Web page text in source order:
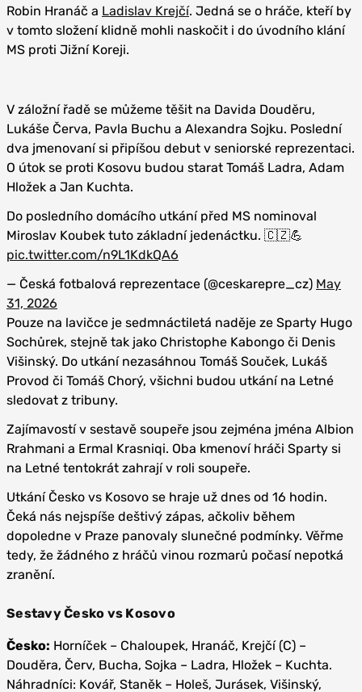
Robin Hranáč a Ladislav Krejčí. Jedná se o hráče, kteří by
v tomto složení klidně mohli naskočit i do úvodního klání
MS proti Jižní Koreji.
V záložní řadě se můžeme těšit na Davida Douděru,
Lukáše Červa, Pavla Buchu a Alexandra Sojku. Poslední
dva jmenovaní si připíšou debut v seniorské reprezentaci.
O útok se proti Kosovu budou starat Tomáš Ladra, Adam
Hložek a Jan Kuchta.
Do posledního domácího utkání před MS nominoval
Miroslav Koubek tuto základní jedenáctku. 🇨🇿💪
pic.twitter.com/n9L1KdkQA6
— Česká fotbalová reprezentace (@ceskarepre_cz) May
31, 2026
Pouze na lavičce je sedmnáctiletá naděje ze Sparty Hugo
Sochůrek, stejně tak jako Christophe Kabongo či Denis
Višinský. Do utkání nezasáhnou Tomáš Souček, Lukáš
Provod či Tomáš Chorý, všichni budou utkání na Letné
sledovat z tribuny.
Zajímavostí v sestavě soupeře jsou zejména jména Albion
Rrahmani a Ermal Krasniqi. Oba kmenoví hráči Sparty si
na Letné tentokrát zahrají v roli soupeře.
Utkání Česko vs Kosovo se hraje už dnes od 16 hodin.
Čeká nás nejspíše deštivý zápas, ačkoliv během
dopoledne v Praze panovaly slunečné podmínky. Věřme
tedy, že žádného z hráčů vinou rozmarů počasí nepotká
zranění.
Sestavy Česko vs Kosovo
Česko: Horníček – Chaloupek, Hranáč, Krejčí (C) –
Douděra, Červ, Bucha, Sojka – Ladra, Hložek – Kuchta.
Náhradníci: Kovář, Staněk – Holeš, Jurásek, Višinský,